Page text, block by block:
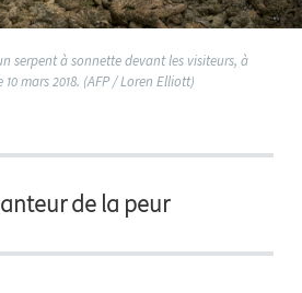
serpent à sonnette devant les visiteurs, à
mars 2018. (AFP / Loren Elliott)
de la peur